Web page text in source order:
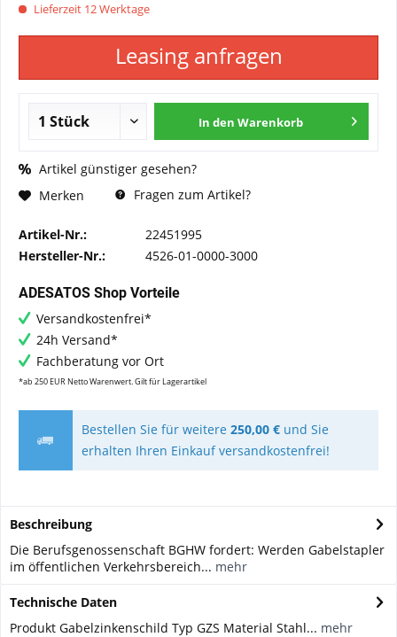
Lieferzeit 12 Werktage
Leasing anfragen
In den Warenkorb
Artikel günstiger gesehen?
Merken
Fragen zum Artikel?
Artikel-Nr.:
22451995
Hersteller-Nr.:
4526-01-0000-3000
ADESATOS Shop Vorteile
Versandkostenfrei*
24h Versand*
Fachberatung vor Ort
*ab 250 EUR Netto Warenwert. Gilt für Lagerartikel
Bestellen Sie für weitere 250,00 €und Sie
erhalten Ihren Einkauf versandkostenfrei!
Beschreibung
Die Berufsgenossenschaft BGHW fordert: Werden Gabelstapler
im öffentlichen Verkehrsbereich... mehr
Technische Daten
Produkt Gabelzinkenschild Typ GZS Material Stahl... mehr